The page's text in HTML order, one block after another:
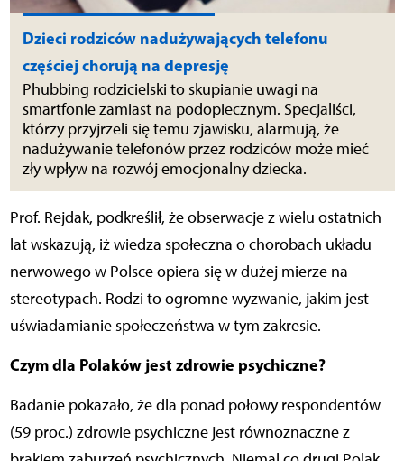
Dzieci rodziców nadużywających telefonu
częściej chorują na depresję
Phubbing rodzicielski to skupianie uwagi na
smartfonie zamiast na podopiecznym. Specjaliści,
którzy przyjrzeli się temu zjawisku, alarmują, że
nadużywanie telefonów przez rodziców może mieć
zły wpływ na rozwój emocjonalny dziecka.
Prof. Rejdak, podkreślił, że obserwacje z wielu ostatnich
lat wskazują, iż wiedza społeczna o chorobach układu
nerwowego w Polsce opiera się w dużej mierze na
stereotypach. Rodzi to ogromne wyzwanie, jakim jest
uświadamianie społeczeństwa w tym zakresie.
Czym dla Polaków jest zdrowie psychiczne?
Badanie pokazało, że dla ponad połowy respondentów
(59 proc.) zdrowie psychiczne jest równoznaczne z